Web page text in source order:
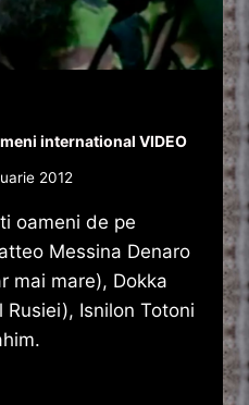
international VIDEO
2012
oameni de pe
Messina Denaro
mai mare), Dokka
Isnilon Totoni